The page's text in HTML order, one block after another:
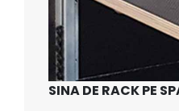
SINA DE RACK PE